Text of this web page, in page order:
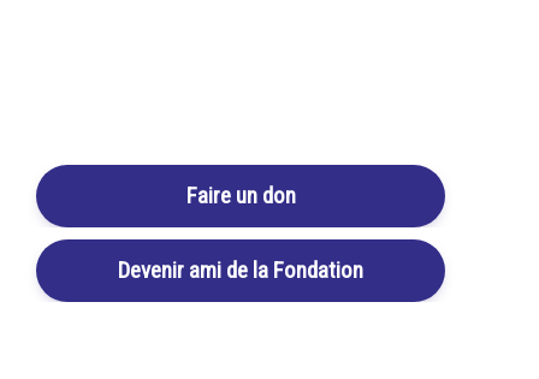
Faire un don
Devenir ami de la Fondation